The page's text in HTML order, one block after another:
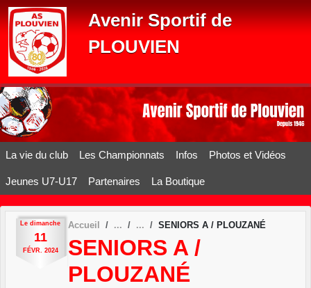
Avenir Sportif de
PLOUVIEN
La vie du club Les Championnats Infos Photos et Vidéos
Jeunes U7-U17 Partenaires La Boutique
Le dimanche
11
FÉVR. 2024
Accueil SENIORS A / PLOUZANÉ
SENIORS A /
PLOUZANÉ
Panneau de gestion des cookies